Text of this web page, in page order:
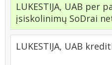
LUKESTIJA, UAB per
įsiskolinimų SoDrai
LUKESTIJA, UAB